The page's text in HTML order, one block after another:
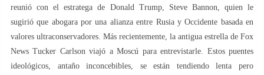
reunió con el estratega de Donald Trump, Steve Bannon, quien le
sugirió que abogara por una alianza entre Rusia y Occidente basada en
valores ultraconservadores. Más recientemente, la antigua estrella de Fox
News Tucker Carlson viajó a Moscú para entrevistarle. Estos puentes
ideológicos, antaño inconcebibles, se están tendiendo lenta pero